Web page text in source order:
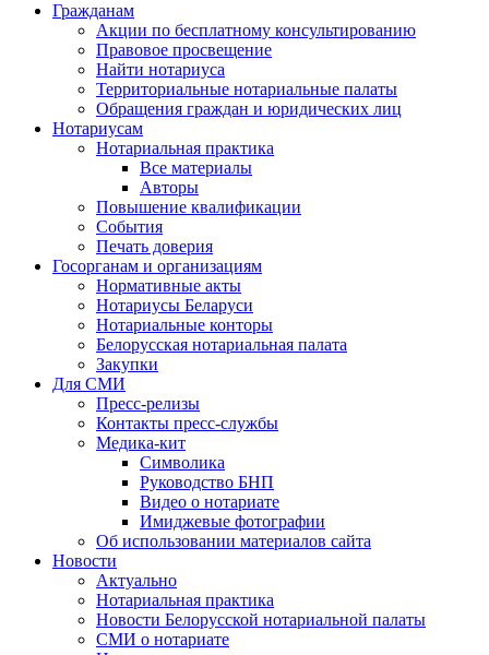
Гражданам
Акции по бесплатному консультированию
Правовое просвещение
Найти нотариуса
Территориальные нотариальные палаты
Обращения граждан и юридических лиц
Нотариусам
Нотариальная практика
Все материалы
Авторы
Повышение квалификации
События
Печать доверия
Госорганам и организациям
Нормативные акты
Нотариусы Беларуси
Нотариальные конторы
Белорусская нотариальная палата
Закупки
Для СМИ
Пресс-релизы
Контакты пресс-службы
Медика-кит
Символика
Руководство БНП
Видео о нотариате
Имиджевые фотографии
Об использовании материалов сайта
Новости
Актуально
Нотариальная практика
Новости Белорусской нотариальной палаты
СМИ о нотариате